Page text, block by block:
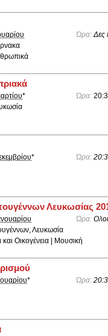
Ώρα:Δες
* Ώρα:
* Ώρα:
Λευκωσίας
Ώρα:
Λευκωσία
Οικογένεια | Μουσική
* Ώρα: